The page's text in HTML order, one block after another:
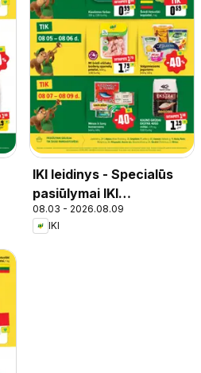
IKI leidinys - Specialūs
pasiūlymai IKI
parduotuvės klientams
08.03 - 2026.08.09
IKI